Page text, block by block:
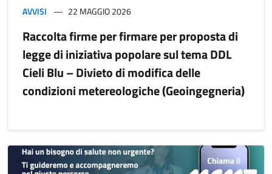
AVVISI 22 MAGGIO 2026
Raccolta firme per firmare per proposta di
legge di iniziativa popolare sul tema DDL
Cieli Blu – Divieto di modifica delle
condizioni metereologiche (Geoingegneria)